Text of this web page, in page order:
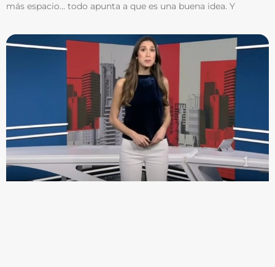
más espacio… todo apunta a que es una buena idea. Y